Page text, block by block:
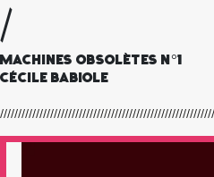
/
Machines Obsolètes n°1
Cécile Babiole